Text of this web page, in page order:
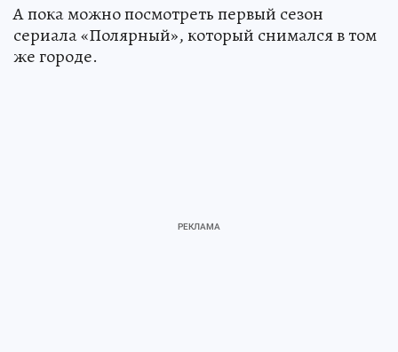
А пока можно посмотреть первый сезон
сериала «Полярный», который снимался в том
же городе.